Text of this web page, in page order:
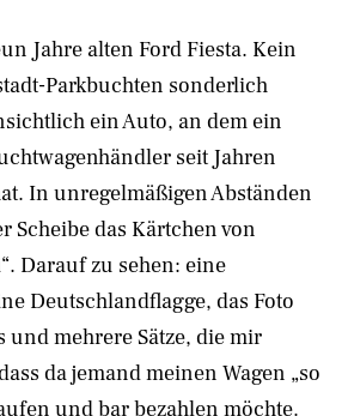
Jahre alten Ford Fiesta. Kein
Parkbuchten sonderlich
ein Auto, an dem ein
seit Jahren
In unregelmäßigen Abständen
Scheibe das Kärtchen von
Darauf zu sehen: eine
Deutschlandflagge, das Foto
und mehrere Sätze, die mir
da jemand meinen Wagen „so
und bar bezahlen möchte.